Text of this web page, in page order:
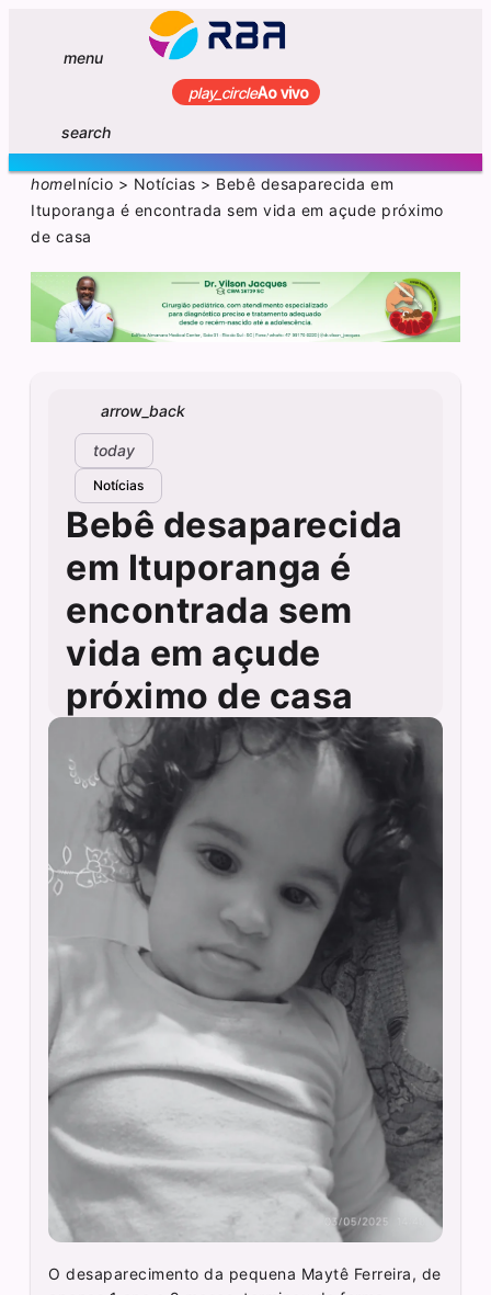
menu
play_circleAo vivo
search
homeInício > Notícias > Bebê desaparecida em
Ituporanga é encontrada sem vida em açude próximo
de casa
arrow_back
today
Notícias
Bebê desaparecida
em Ituporanga é
encontrada sem
vida em açude
próximo de casa
O desaparecimento da pequena Maytê Ferreira, de